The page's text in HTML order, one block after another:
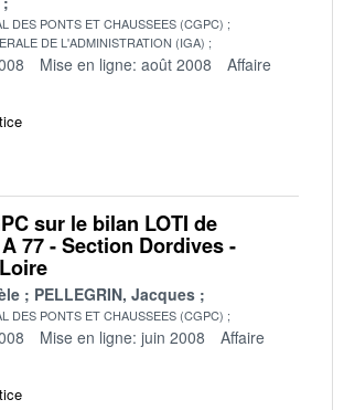
DES PONTS ET CHAUSSEES (CGPC)
DE L'ADMINISTRATION (IGA)
Mise en ligne: août 2008
Affaire
sur le bilan LOTI de
77 - Section Dordives -
PELLEGRIN, Jacques
DES PONTS ET CHAUSSEES (CGPC)
Mise en ligne: juin 2008
Affaire